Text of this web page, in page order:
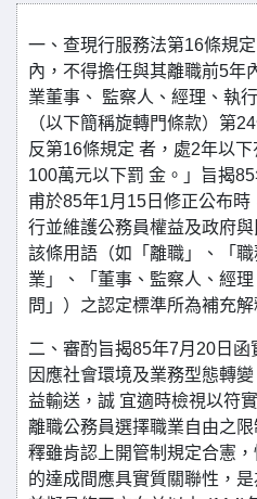
一、查現行服務法第16條規
內，不得擔任與其離職前5年
業董事、 監察人、經理、執
（以下簡稱旋轉門條款）第
反第16條規定 者，處2年以
100萬元以下罰 金。」旨揭
甫於85年1月15日修正公布
行並維護公務員權益及政府
該條用語（如「離職」、「
業」、「董事、監察人、經
問」）之認定標準所為補充解
二、審酌旨揭85年7月20日
因應社會環境及業務型態轉
益輸送，誠 宜適時檢視以符
離職公務員選擇職業自由之
釋雖肯認上開管制規定合憲
的達成間應具實質關聯性，